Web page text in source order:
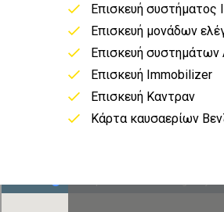
Επισκευή συστήματος
Επισκευή μονάδων
Επισκευή συστημάτων
Επισκευή Immobilizer
Επισκευή Καντραν
Κάρτα καυσαερίων